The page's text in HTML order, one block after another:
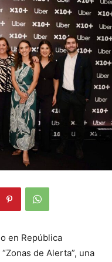
en República
de Alerta”, una